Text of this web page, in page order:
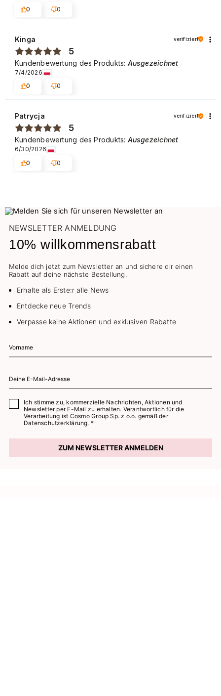
0
0
Kinga verifiziert
5
Kundenbewertung des Produkts: Ausgezeichnet
7/4/2026
0
0
Patrycja verifiziert
5
Kundenbewertung des Produkts: Ausgezeichnet
6/30/2026
0
0
NEWSLETTER ANMELDUNG
10% willkommensrabatt
Melde dich jetzt zum Newsletter an und sichere dir einen
Rabatt auf deine nächste Bestellung.
Erhalte als Erste:r alle News
Entdecke neue Trends
Verpasse keine Aktionen und exklusiven Rabatte
Ich stimme zu, kommerzielle Nachrichten, Aktionen und
Newsletter per E-Mail zu erhalten. Verantwortlich für die
Verarbeitung ist Cosmo Group Sp. z o.o. gemäß der
Datenschutzerklärung. *
ZUM NEWSLETTER ANMELDEN